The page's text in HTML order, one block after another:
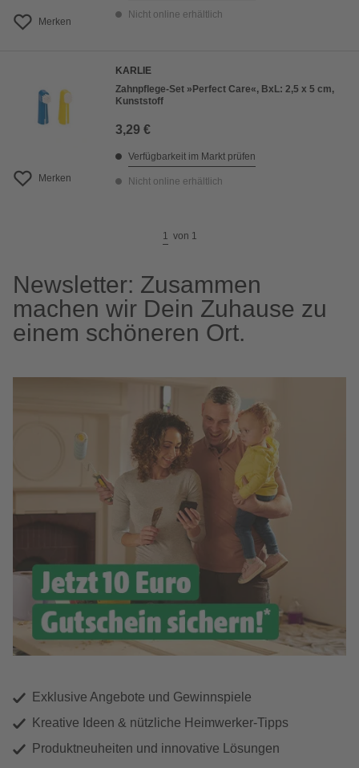
Merken
Nicht online erhältlich
Merken
KARLIE
Zahnpflege-Set »Perfect Care«, BxL: 2,5 x 5 cm,
Kunststoff
3,29 €
Verfügbarkeit im Markt prüfen
Nicht online erhältlich
1 von 1
Newsletter: Zusammen
machen wir Dein Zuhause zu
einem schöneren Ort.
Exklusive Angebote und Gewinnspiele
Kreative Ideen & nützliche Heimwerker-Tipps
Produktneuheiten und innovative Lösungen